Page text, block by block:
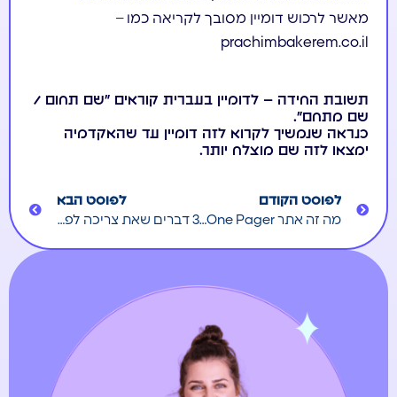
מאשר לרכוש דומיין מסובך לקריאה כמו –
prachimbakerem.co.il
תשובת החידה – לדומיין בעברית קוראים ״שם תחום /
שם מתחם״.
כנראה שנמשיך לקרוא לזה דומיין עד שהאקדמיה
ימצאו לזה שם מוצלח יותר.
לפוסט הקודם
מה זה אתר One Pager ולמי הוא מתאים?
לפוסט הבא
3 דברים שאת צריכה לפני בניית אתר